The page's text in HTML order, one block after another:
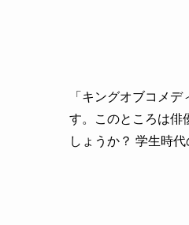
「キングオブコメ
す。このところは俳
しょうか？ 学生時